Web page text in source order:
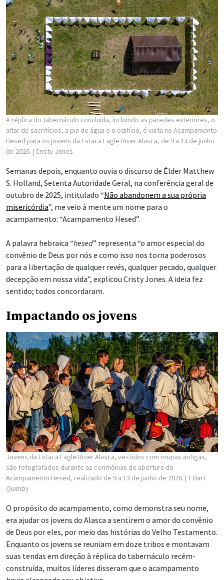
A réplica do tabernáculo concluída, incluindo as paredes exteriores, o
altar de sacrifícios, a pia de água e o edifício, é vista no Acampamento
Hesed para os jovens da Estaca Eagle River Alasca, de 9 a 13 de junho
de 2026.| Cristy Jones
S. Holland, Setenta Autoridade Geral, na conferência geral de
outubro de 2025, intitulado “Não abandonem a sua própria
misericórdia”, me veio à mente um nome para o
acampamento: “Acampamento Hesed”.
convênio de Deus por nós e como isso nos torna poderosos
para a libertação de qualquer revés, qualquer pecado, qualquer
decepção em nossa vida”, explicou Cristy Jones. A ideia fez
sentido; todos concordaram.
Impactando os jovens
Jovens da Estaca Eagle River Alasca, vestidos com roupas antigas,
são fotografados durante as cerimônias de abertura do
Acampamento Hesed, realizado de 9 a 13 de junho de 2026.
Quimby
era ajudar os jovens do Alasca a sentirem o amor do convênio
de Deus por eles, por meio das histórias do Velho Testamento.
Enquanto os jovens se reuniam em doze tribos e montavam
suas tendas em direção à réplica do tabernáculo recém-
construída, muitos líderes disseram que o acampamento
havia alcançado seu objetivo.